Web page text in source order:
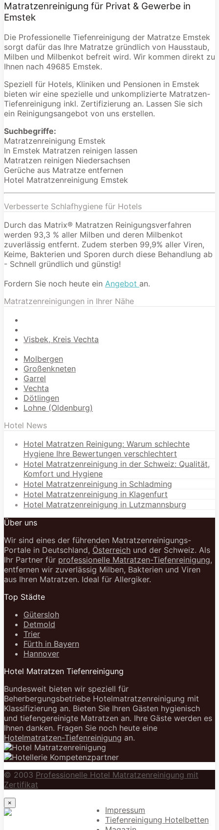
Matratzenreinigung für Privat & Gewerbe in
Emstek
Die Professionelle Tiefenreinigung der Matratze Emstek
sorgt dafür das Ihre Matratze gründlich von Hausstaub,
Milben und Milbenkot befreit wird. Wir kommen direkt zu
Ihnen nach 49685 Emstek.
Speziell für Hotels, Kliniken und Pensionen in Emstek
bieten wir eine spezielle und unkomplizierte Matratzen-
Tiefenreinigung inkl. Zertifizierung an. Lassen Sie sich
ein Reinigungsangebot von uns erstellen.
Suchbegriffe:
Matratzenreinigung Emstek
In Emstek Matratzen reinigen lassen
Matratzen reinigen Niedersachsen
Gerüche aus Matratze entfernen
Hotel Matratzenreinigung Emstek
Verbesserte Schlafhygiene für Hotels
Durch das Matrix® Matratzen Reinigungsverfahren
werden 93,3 % aller Milben und deren Milbenkot
zuverlässig entfernt. Zudem sterben 99,9% aller Viren,
Keime, Bakterien und Sporen durch diese Behandlung ab
- Schnell gründlich und günstig!
Fordern Sie noch heute ein Angebot an.
Matratzenreinigungen in Ihrer Nähe
Visbek, Kreis Vechta
Molbergen
Großenkneten
Garrel
Vechta
Dötlingen
Lohne (Oldenburg)
Hotel News
Hotel Matratzen Reinigung: Warum schlechte
Hygiene Ihre Bewertungen verschlechtert
Hotel Matratzenreinigung in der Schweiz: Qualität,
Komfort und Hygiene
Hotel Matratzenreinigung in Schladming
Hotel Matratzenreinigung in Klagenfurt
Hotel Matratzenreinigung in Lutzmannsburg
Über uns
Wir sind eines der führenden Matratzenreinigungs-
Portale in Deutschland, Österreich und der Schweiz. Als
Ihr Partner für professionelle Matratzen-Tiefenreinigung,
entfernen wir zuverlässig Milben, Bakterien und Viren
aus Ihren Matratzen. Ideal für Allergiker.
Top Städte
Gütersloh
Detmold
Trier
Fürth in Bayern
Hannover
Hotel Matratzen Tiefenreinigung
Bundesweit bieten wir speziell für
Beherbergungsbetriebe Hotelmatratzenreinigung mit
Klassifizierung an. Bieten Sie Ihren Gästen hygienisch
und tiefengereinigte Matratzen an. Ihre Gäste werden es
Ihnen danken. Fragen Sie noch heute eine
Hotelmatratzen-Tiefenreinigung an.
© 2003 Professionelle Hotel Matratzenreinigung mit
Zertifikat
Impressum
Tiefenreinigung Hotelbetten
×